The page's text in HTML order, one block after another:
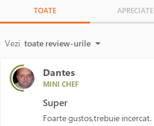
TOATE APRECIATE
Vezi toate review-urile
Dantes
MINI CHEF
Super
Foarte gustos,trebuie incercat.